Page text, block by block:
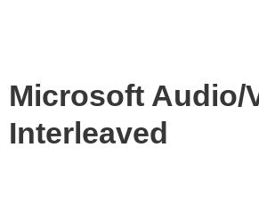
Microsoft Audio/
Interleaved